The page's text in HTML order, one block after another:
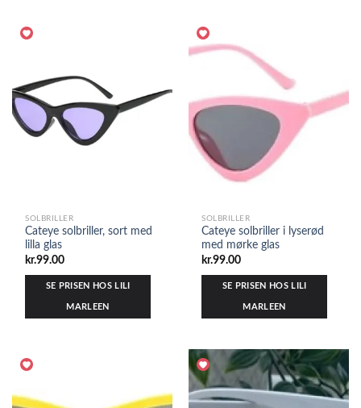
SOLBRILLER
Cateye solbriller, sort med
lilla glas
kr.99.00
SE PRISEN HOS LILI
MARLEEN
SOLBRILLER
Cateye solbriller i lyserød
med mørke glas
kr.99.00
SE PRISEN HOS LILI
MARLEEN